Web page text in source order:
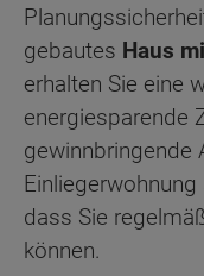
gebautes Haus
erhalten Sie eine
energiesparende
gewinnbringende
dass Sie
können.